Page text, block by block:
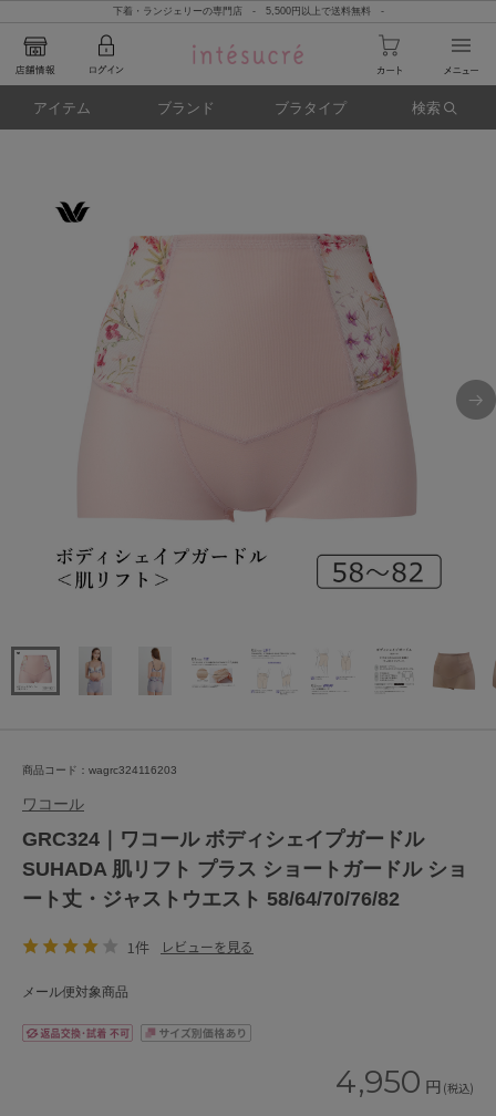
下着・ランジェリーの専門店 - 5,500円以上で送料無料 -
アイテム ブランド ブラタイプ 検索
商品コード：wagrc324116203
ワコール
GRC324｜ワコール ボディシェイプガードル
SUHADA 肌リフト プラス ショートガードル ショ
ート丈・ジャストウエスト 58/64/70/76/82
1件 レビューを見る
メール便対象商品
4,950 円 (税込)